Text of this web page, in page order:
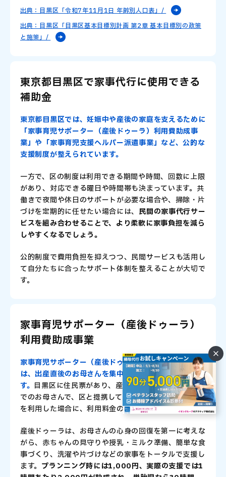
出典：目黒区「令和7年11月1日 年齢別人口表」/
出典：目黒区「目黒区基本目標別計画 第2章 基本目標別の政策
と施策」/
東京都目黒区で家事代行に使用できる
補助金
東京都目黒区では、妊娠中や産後の家庭を支えるために
「家事育児サポーター（産後ドゥーラ）利用費助成事
業」や「家事育児支援ヘルパー派遣事業」など、公的な
支援制度が整えられています。
一方で、区の制度は利用できる期間や時間、回数に上限
があり、対応できる曜日や時間帯も決まっています。共
働きで夜間や休日のサポートが必要な場合や、掃除・片
づけを定期的に任せたい場合には、 民間の家事代行サー
ビスを組み合わせることで、より柔軟に家事負担を減ら
しやすくなるでしょう。
公的制度で費用負担を抑えつつ、民間サービスも活用し
て自分たちに合ったサポート体制を整えることが大切で
す。
家事育児サポーター（産後ドゥーラ）
利用費助成事業
家事育児サポーター（産後ドゥーラ）利用費助成事業
は、出産直後のお母さんを集中的に支えるための制度で
す。 目黒区に住民票があり、産後7か月に達する前日ま
でのお母さんで、区と提携している家事育児サポーター
を利用した場合に、利用料金の一部が助成されます。
産後ドゥーラは、お母さんの心身の回復を第一に考えな
がら、赤ちゃんの見守りや授乳・ミルク準備、簡単な食
事づくり、洗濯や片づけなどの家事をトータルで支援し
ます。 プランニング時には1,000円、実際の支援では1